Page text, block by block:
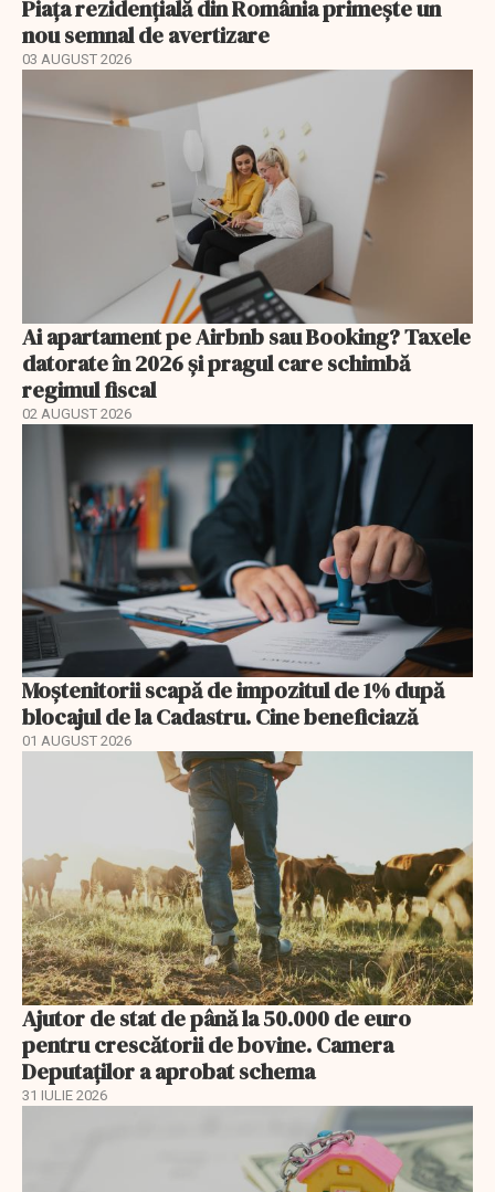
Piața rezidențială din România primește un
nou semnal de avertizare
03 AUGUST 2026
Ai apartament pe Airbnb sau Booking? Taxele
datorate în 2026 și pragul care schimbă
regimul fiscal
02 AUGUST 2026
Moștenitorii scapă de impozitul de 1% după
blocajul de la Cadastru. Cine beneficiază
01 AUGUST 2026
Ajutor de stat de până la 50.000 de euro
pentru crescătorii de bovine. Camera
Deputaților a aprobat schema
31 IULIE 2026